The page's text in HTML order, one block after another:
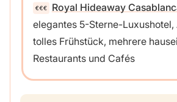
Royal Hideaway
elegantes 5-Sterne-Luxushotel,
tolles Frühstück, mehrere
Restaurants und Cafés